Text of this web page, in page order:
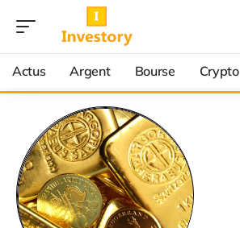
Actus Argent Bourse Crypto